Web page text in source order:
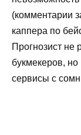
(комментарии
каппера по
Прогнозист не
букмекеров, но
сервисы с